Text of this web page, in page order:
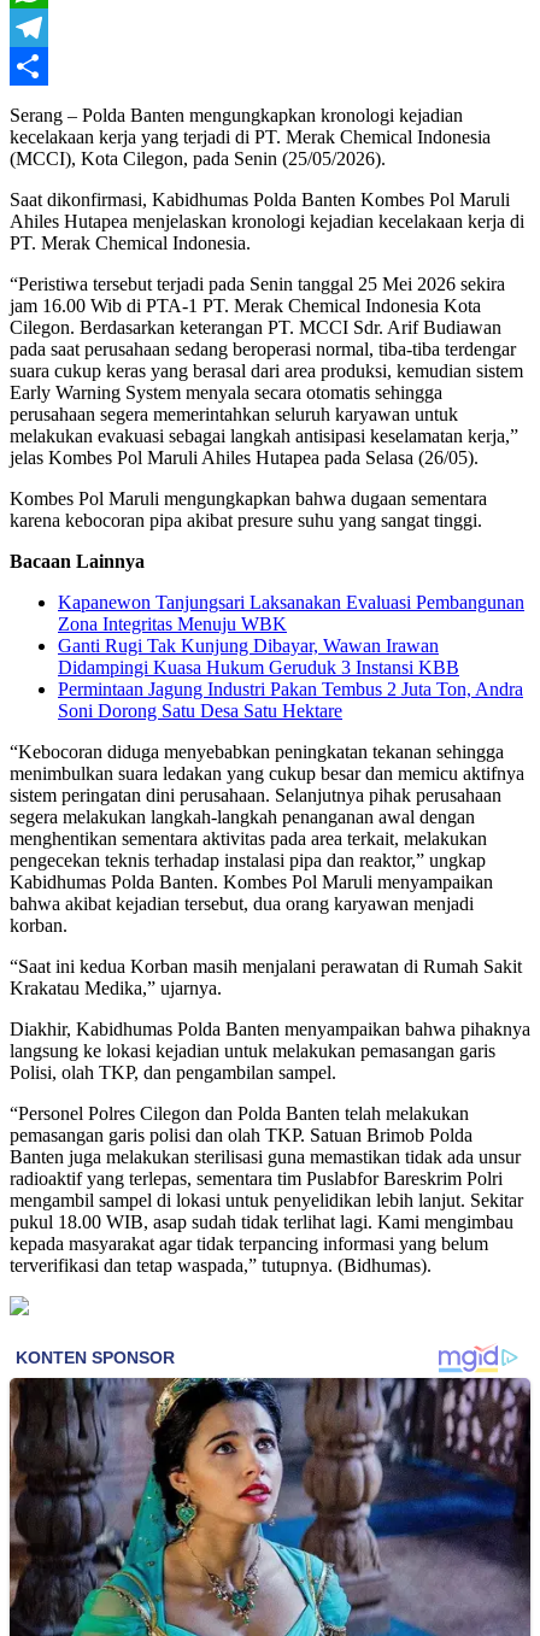
WhatsApp
Telegram
Share
Serang – Polda Banten mengungkapkan kronologi kejadian
kecelakaan kerja yang terjadi di PT. Merak Chemical Indonesia
(MCCI), Kota Cilegon, pada Senin (25/05/2026).
Saat dikonfirmasi, Kabidhumas Polda Banten Kombes Pol Maruli
Ahiles Hutapea menjelaskan kronologi kejadian kecelakaan kerja di
PT. Merak Chemical Indonesia.
“Peristiwa tersebut terjadi pada Senin tanggal 25 Mei 2026 sekira
jam 16.00 Wib di PTA-1 PT. Merak Chemical Indonesia Kota
Cilegon. Berdasarkan keterangan PT. MCCI Sdr. Arif Budiawan
pada saat perusahaan sedang beroperasi normal, tiba-tiba terdengar
suara cukup keras yang berasal dari area produksi, kemudian sistem
Early Warning System menyala secara otomatis sehingga
perusahaan segera memerintahkan seluruh karyawan untuk
melakukan evakuasi sebagai langkah antisipasi keselamatan kerja,”
jelas Kombes Pol Maruli Ahiles Hutapea pada Selasa (26/05). ‎
Kombes Pol Maruli mengungkapkan bahwa dugaan sementara
karena kebocoran pipa akibat presure suhu yang sangat tinggi.
Bacaan Lainnya
Kapanewon Tanjungsari Laksanakan Evaluasi Pembangunan
Zona Integritas Menuju WBK
Ganti Rugi Tak Kunjung Dibayar, Wawan Irawan
Didampingi Kuasa Hukum Geruduk 3 Instansi KBB
Permintaan Jagung Industri Pakan Tembus 2 Juta Ton, Andra
Soni Dorong Satu Desa Satu Hektare
“Kebocoran diduga menyebabkan peningkatan tekanan sehingga
menimbulkan suara ledakan yang cukup besar dan memicu aktifnya
sistem peringatan dini perusahaan. ‎Selanjutnya pihak perusahaan
segera melakukan langkah-langkah penanganan awal dengan
menghentikan sementara aktivitas pada area terkait, melakukan
pengecekan teknis terhadap instalasi pipa dan reaktor,” ungkap
Kabidhumas Polda Banten. Kombes Pol Maruli menyampaikan
bahwa akibat kejadian tersebut, dua orang karyawan menjadi
korban.
“Saat ini kedua Korban masih menjalani perawatan di Rumah Sakit
Krakatau Medika,” ujarnya.
Diakhir, Kabidhumas Polda Banten menyampaikan bahwa pihaknya
langsung ke lokasi kejadian untuk melakukan pemasangan garis
Polisi, olah TKP, dan pengambilan sampel.
“Personel Polres Cilegon dan Polda Banten telah melakukan
pemasangan garis polisi dan olah TKP. Satuan Brimob Polda
Banten juga melakukan sterilisasi guna memastikan tidak ada unsur
radioaktif yang terlepas, sementara tim Puslabfor Bareskrim Polri
mengambil sampel di lokasi untuk penyelidikan lebih lanjut. Sekitar
pukul 18.00 WIB, asap sudah tidak terlihat lagi. Kami mengimbau
kepada masyarakat agar tidak terpancing informasi yang belum
terverifikasi dan tetap waspada,” tutupnya. (Bidhumas).